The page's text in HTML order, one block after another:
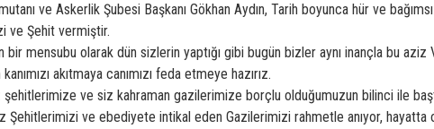
ve Askerlik Şubesi Başkanı Gökhan Aydın, Tarih boyunca hür ve
ve Şehit vermiştir.
mensubu olarak dün sizlerin yaptığı gibi bugün bizler aynı inançla bu aziz
akıtmaya canımızı feda etmeye hazırız.
şehitlerimize ve siz kahraman gazilerimize borçlu olduğumuzun bilinci ile
ve ebediyete intikal eden Gazilerimizi rahmetle anıyor, hayatta